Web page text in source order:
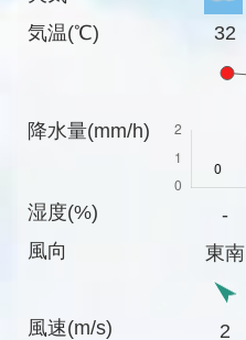
気温(℃)
降水量(mm/h)
湿度(%)
風向
風速(m/s)
32
-
東南
2